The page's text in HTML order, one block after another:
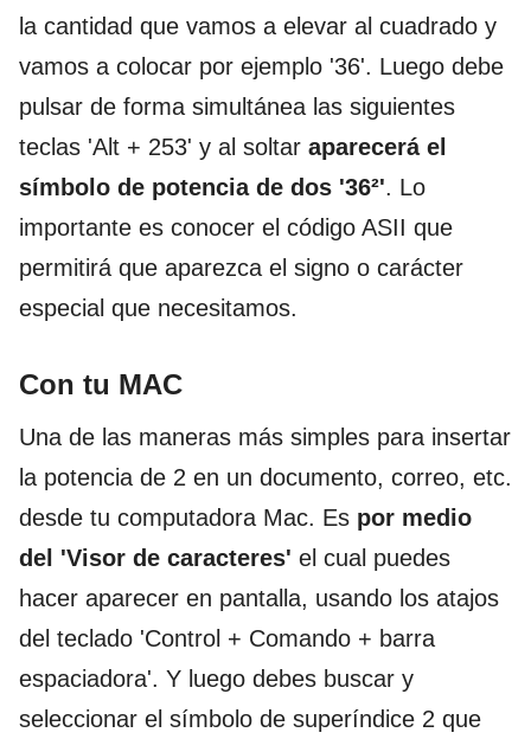
la cantidad que vamos a elevar al cuadrado y
vamos a colocar por ejemplo '36'. Luego debe
pulsar de forma simultánea las siguientes
teclas 'Alt + 253' y al soltar aparecerá el
símbolo de potencia de dos '36²'. Lo
importante es conocer el código ASII que
permitirá que aparezca el signo o carácter
especial que necesitamos.
Con tu MAC
Una de las maneras más simples para insertar
la potencia de 2 en un documento, correo, etc.
desde tu computadora Mac. Es por medio
del 'Visor de caracteres' el cual puedes
hacer aparecer en pantalla, usando los atajos
del teclado 'Control + Comando + barra
espaciadora'. Y luego debes buscar y
seleccionar el símbolo de superíndice 2 que